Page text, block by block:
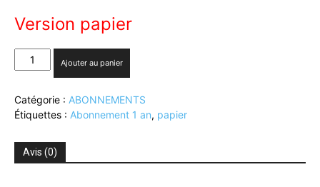
Version papier
quantité
de
1
AN
Ajouter au panier
Catégorie : ABONNEMENTS
Étiquettes : Abonnement 1 an, papier
Avis (0)